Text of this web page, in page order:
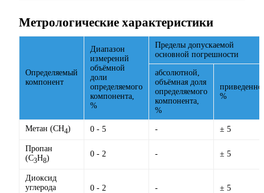
Метрологические характеристики
Определяемый
компонент
Диапазон
измерений
объёмной
доли
определяемого
компонента,
%
Пределы допускаемой
основной погрешности
абсолютной,
объёмная доля
определяемого
компонента,
%
%
Метан (СН4) 0 - 5 - ± 5
Пропан
(С3Н8) 0 - 2 - ± 5
Диоксид
углерода
0 - 2 - ± 5